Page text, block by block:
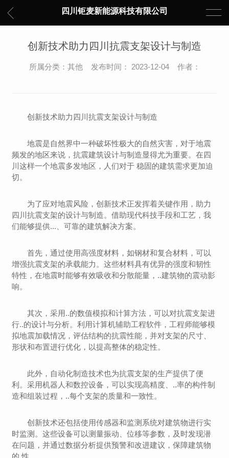
四川钜麦新能源科技有限公司
创新技术助力四川抗震支架设计与制造
所属分类：其他 发布时间： 2023-12-04 作者：
创新技术助力四川抗震支架设计与制造
地震是自然界中一种破坏性极大的自然灾害，对于地震
频发的地区来说，抗震建筑设计与制造显得尤为重要。在四
川这样一个地震多发地区，人们对于 稳固的建筑需求更加迫
切。
为了应对地震风险，创新技术正发挥着关键作用，助力
四川抗震支架的设计与制造。借助现代科技手段和工艺，我
们能够提供...、可靠的建筑解决方案。
首先，通过使用高强度材料，如钢材和复合材料，可以
增强抗震支架的承载能力。这些材料具有优异的强度和韧性
特性，在地震时能够有效吸收和分散能量，..建筑物的震动影
响。
其次，采用..的数值模拟和计算方法，可以对抗震支架进
行..的设计与分析。利用计算机辅助工程软件，工程师能够模
拟地震加载情况，评估结构的抗震性能，并对支架的尺寸、
形状和布置进行优化，以提高整体的稳定性。
此外，自动化制造技术也为抗震支架的生产提供了便
利。采用机器人和数控设备，可以实现高精度、..率的构件制
造和组装过程，..每个支架的质量和一致性。
创新技术还包括使用传感器和监测系统对建筑物进行实
时监测。这些设备可以测量振动、位移等参数，及时发现潜
在问题，并通过数据分析提供预警和改进建议，保障建筑物
的 性。